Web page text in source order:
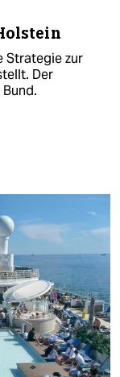
Strategie zur
Der